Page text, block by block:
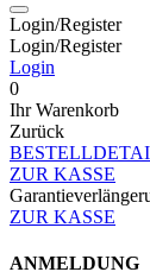
Login/Register
Login/Register
Login
0
Ihr Warenkorb
Zurück
ZUR KASSE
ZUR KASSE
ANMELDUNG